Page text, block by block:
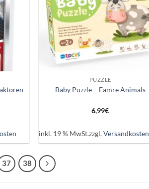
PUZZLE
Baby Puzzle – Famre Animals
6,99€
inkl. 19 % MwSt.zzgl.Versandkosten
37 38